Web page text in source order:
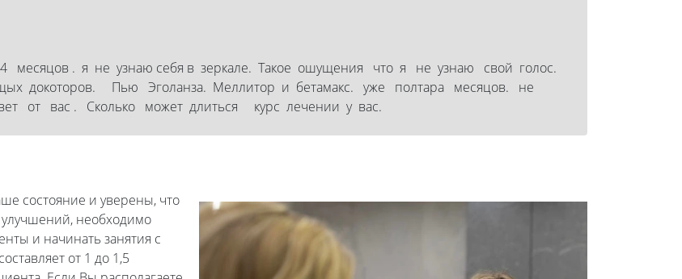
4 месяцов . я не узнаю себя в зеркале. Такое ошущения что я не узнаю свой голос.
докоторов. Пью Эголанза. Меллитор и бетамакс. уже полтара месяцов. не
от вас . Сколько может длиться курс лечении у вас.
состояние и уверены, что
необходимо
и начинать занятия с
от 1 до 1,5